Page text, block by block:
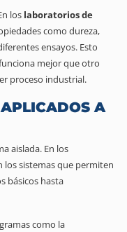
los laboratorios de
como dureza,
ensayos. Esto
mejor que otro
proceso industrial.
APLICADOS A
aislada. En los
los sistemas que permiten
básicos hasta
como la